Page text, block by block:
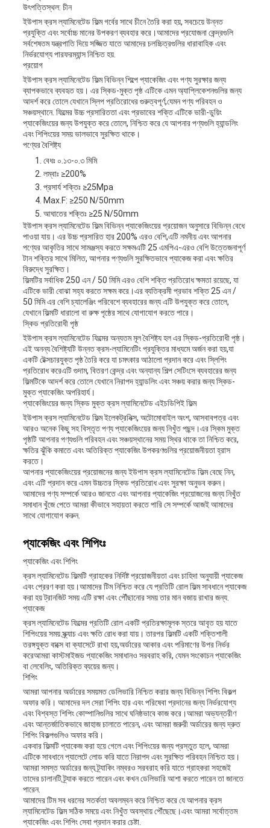
উৎপত্তিস্থল: চীন
ইউপাস ক্রস ল্যামিনেটেড ফিল্ম গর্বের সাথে চীনে তৈরি করা হয়, সবচেয়ে উন্নত
প্রযুক্তি এবং সর্বোচ্চ মানের উপকরণ ব্যবহার করে।আমাদের প্রযোজনা কেন্দ্রগুলি
সর্বশেষতম যন্ত্রপাতি দিয়ে সজ্জিত যাতে আমাদের চলচ্চিত্রগুলির ধারাবাহিক এবং
নির্ভরযোগ্য পারফরম্যান্স নিশ্চিত হয়.
প্রয়োগ
ইউপাস ক্রস ল্যামিনেটেড ফিল্ম বিভিন্ন শিল্পে প্যাকেজিং এবং পণ্য সুরক্ষার জন্য
ব্যাপকভাবে ব্যবহৃত হয়। এর স্কিড-মুক্ত পৃষ্ঠ এটিকে এমন অ্যাপ্লিকেশনগুলির জন্য
আদর্শ করে তোলে যেখানে স্লিপ প্রতিরোধের গুরুত্বপূর্ণ,যেমন পণ্য পরিবহন ও
সঞ্চয়স্থানে. ফিল্মের উচ্চ প্রসারিততা এবং প্রভাবের শক্তি এটিকে ভারী-ডুয়িং
প্যাকেজিংয়ের জন্য উপযুক্ত করে তোলে, নিশ্চিত করে যে আপনার পণ্যগুলি হ্যান্ডলিং
এবং শিপিংয়ের সময় ভালভাবে সুরক্ষিত থাকে।
পণ্যের বৈশিষ্ট্য
বেধঃ ০.১৩-০.৩ মিমি
লম্বাঃ ≥200%
প্রসার্য শক্তিঃ ≥25Mpa
Max.F: ≥250 N/50mm
আঘাতের শক্তিঃ ≥25 N/50mm
ইউপাস ক্রস ল্যামিনেটেড ফিল্ম বিভিন্ন প্যাকেজিংয়ের প্রয়োজন অনুসারে বিভিন্ন বেধে
পাওয়া যায়। এর উচ্চ প্রসারিত হার 200% এরও বেশি,এটি নমনীয় এবং আপনার
পণ্যের আকৃতির সাথে সামঞ্জস্য করতে সক্ষমএটি 25 এমপিএ-এরও বেশি উত্তেজনাপূর্ণ
টান শক্তির সাথে মিলিত, আপনার পণ্যগুলি সুরক্ষিতভাবে প্যাকেজ করা এবং ক্ষতির
বিরুদ্ধে সুরক্ষিত।
ফিল্মটির সর্বাধিক 250 এন / 50 মিমি এরও বেশি শক্তি প্রতিরোধ ক্ষমতা রয়েছে, যা
এটিকে ভারী বোঝা সহ্য করতে সক্ষম করে।এর ব্যতিক্রমী প্রভাব শক্তি 25 এন /
50 মিমি এর বেশি চ্যালেঞ্জিং পরিবেশে ব্যবহারের জন্য এটি উপযুক্ত করে তোলে,
যেখানে ফিল্মটি ধারালো বা রুক্ষ পৃষ্ঠের সাথে যোগাযোগ করতে পারে।
স্কিড প্রতিরোধী পৃষ্ঠ
ইউপাস ক্রস ল্যামিনেটেড ফিল্মের অন্যতম মূল বৈশিষ্ট্য হল এর স্কিড-প্রতিরোধী পৃষ্ঠ।
এই অনন্য বৈশিষ্ট্যটি উন্নত ক্রস-ল্যামিনেটিং প্রযুক্তির মাধ্যমে অর্জন করা হয়,যা
একটি টেক্সচারযুক্ত পৃষ্ঠ তৈরি করে যা চমৎকার আঠালো প্রদান করে এবং স্লিপিং
প্রতিরোধ করেএটি গুদাম, বিতরণ কেন্দ্র এবং অন্যান্য শিল্প সেটিংসে ব্যবহারের জন্য
ফিল্মটিকে আদর্শ করে তোলে যেখানে নিরাপদ হ্যান্ডলিং এবং সঞ্চয় করার জন্য স্কিড-
মুক্ত প্যাকেজিং অপরিহার্য।
প্যাকেজিংয়ের জন্য স্কিড মুক্ত ক্রস ল্যামিনেটেড এইচডিপিই ফিল্ম
ইউপাস ক্রস ল্যামিনেটেড ফিল্ম ইলেকট্রনিক্স, অটোমোবাইল অংশ, আসবাবপত্র এবং
আরও অনেক কিছু সহ বিস্তৃত পণ্য প্যাকেজিংয়ের জন্য নিখুঁত পছন্দ।এর স্কিম মুক্ত
পৃষ্ঠটি আপনার পণ্যগুলি পরিবহন এবং সঞ্চয়স্থানের সময় স্থির থাকে তা নিশ্চিত করে,
ক্ষতির ঝুঁকি কমাতে এবং অতিরিক্ত প্যাকেজিং উপকরণগুলির প্রয়োজনীয়তা হ্রাস
করতে।
আপনার প্যাকেজিংয়ের প্রয়োজনের জন্য ইউপাস ক্রস ল্যামিনেটেড ফিল্ম বেছে নিন,
এবং এটি প্রদান করে এমন উচ্চতর স্কিড প্রতিরোধ এবং সুরক্ষা অনুভব করুন।
আমাদের পণ্য সম্পর্কে আরও জানতে এবং আপনার প্যাকেজিং প্রয়োজনের জন্য নিখুঁত
সমাধান খুঁজে পেতে আমরা কীভাবে সহায়তা করতে পারি সে সম্পর্কে আজই আমাদের
সাথে যোগাযোগ করুন.
প্যাকেজিং এবং শিপিংঃ
প্যাকেজিং এবং শিপিং
ক্রস ল্যামিনেটেড ফিল্মটি গ্রাহকের নির্দিষ্ট প্রয়োজনীয়তা এবং চাহিদা অনুযায়ী প্যাকেজ
এবং প্রেরণ করা হয়।আমাদের টিম নিশ্চিত করে যে প্রতিটি রোল ফিল্ম সাবধানে প্যাকেজ
করা হয় ট্রানজিট সময় এটি রক্ষা এবং পৌঁছানোর সময় তার মান বজায় রাখার জন্য.
প্যাকেজ
ক্রস ল্যামিনেটেড ফিল্মের প্রতিটি রোল একটি প্রতিরক্ষামূলক স্তরে আবৃত হয় যাতে
শিপিংয়ের সময় স্ক্র্যাচ এবং ক্ষতি রোধ করা যায়। তারপর ফিল্মটি একটি শক্তিশালী
তরঙ্গযুক্ত বাক্সে বা ক্যাসেটে রাখা হয়,অর্ডারের আকার এবং পরিমাণের উপর নির্ভর
করেআমরা কাস্টমাইজড প্যাকেজিং সমাধানও সরবরাহ করি, যেমন সংকোচন প্যাকেজিং
বা লেবেলিং, অতিরিক্ত ব্যয়ের জন্য।
শিপিং
আমরা আপনার অর্ডারের সময়মত ডেলিভারি নিশ্চিত করার জন্য বিভিন্ন শিপিং বিকল্প
অফার করি। আমাদের দল সেরা শিপিং হার এবং পরিষেবা প্রদানের জন্য নির্ভরযোগ্য
এবং বিশ্বস্ত শিপিং কোম্পানিগুলির সাথে ঘনিষ্ঠভাবে কাজ করে।আমরা অভ্যন্তরীণ
এবং আন্তর্জাতিকভাবে জাহাজ চালাতে পারেন, এবং আমরা জরুরী অর্ডারের জন্য দ্রুত
শিপিং বিকল্পগুলিও অফার করি।
একবার ফিল্মটি প্যাকেজ করা হয়ে গেলে এবং শিপিংয়ের জন্য প্রস্তুত হলে, আমরা
এটিকে সাবধানে প্যালেটে লোড করি যাতে নিরাপদ এবং সুরক্ষিত পরিবহন নিশ্চিত হয়।
আমরা সমস্ত অর্ডারের জন্য ট্র্যাকিং নম্বরও সরবরাহ করি যাতে গ্রাহকরা সহজেই
তাদের চালানটি ট্র্যাক করতে পারেন এবং কখন ডেলিভারি আশা করতে পারেন তা জানতে
পারেন.
আমাদের টিম সব ধরনের সতর্কতা অবলম্বন করে নিশ্চিত করে যে আপনার ক্রস
ল্যামিনেটেড ফিল্ম সঠিক সময়ে এবং নিখুঁত অবস্থায় পৌঁছেছে।এবং আমরা সর্বোত্তম
প্যাকেজিং এবং শিপিং সেবা প্রদান করার চেষ্টা.